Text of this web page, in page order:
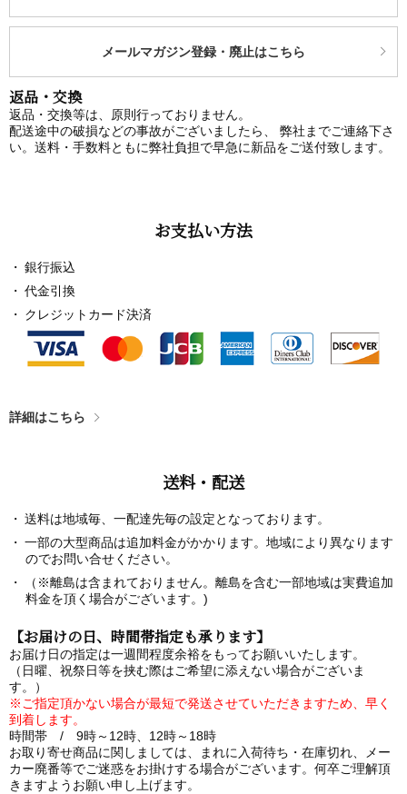
メールマガジン登録・廃止はこちら
返品・交換
返品・交換等は、原則行っておりません。
配送途中の破損などの事故がございましたら、 弊社までご連絡下さ
い。送料・手数料ともに弊社負担で早急に新品をご送付致します。
お支払い方法
銀行振込
代金引換
クレジットカード決済
詳細はこちら
送料・配送
送料は地域毎、一配達先毎の設定となっております。
一部の大型商品は追加料金がかかります。地域により異なります
のでお問い合せください。
（※離島は含まれておりません。離島を含む一部地域は実費追加
料金を頂く場合がございます。)
【お届けの日、時間帯指定も承ります】
お届け日の指定は一週間程度余裕をもってお願いいたします。
（日曜、祝祭日等を挟む際はご希望に添えない場合がございま
す。）
※ご指定頂かない場合が最短で発送させていただきますため、早く
到着します。
時間帯 / 9時～12時、12時～18時
お取り寄せ商品に関しましては、まれに入荷待ち・在庫切れ、メー
カー廃番等でご迷惑をお掛けする場合がございます。何卒ご理解頂
きますようお願い申し上げます。